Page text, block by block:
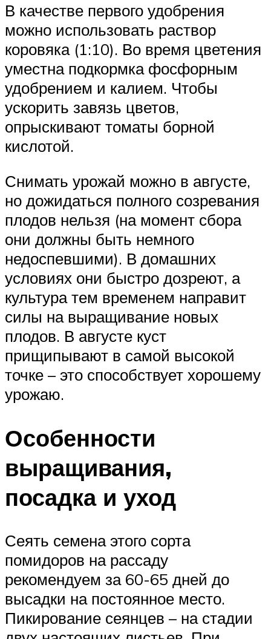
В качестве первого удобрения
можно использовать раствор
коровяка (1:10). Во время цветения
уместна подкормка фосфорным
удобрением и калием. Чтобы
ускорить завязь цветов,
опрыскивают томаты борной
кислотой.
Снимать урожай можно в августе,
но дожидаться полного созревания
плодов нельзя (на момент сбора
они должны быть немного
недоспевшими). В домашних
условиях они быстро дозреют, а
культура тем временем направит
силы на выращивание новых
плодов. В августе куст
прищипывают в самой высокой
точке – это способствует хорошему
урожаю.
Особенности
выращивания,
посадка и уход
Сеять семена этого сорта
помидоров на рассаду
рекомендуем за 60-65 дней до
высадки на постоянное место.
Пикирование сеянцев – на стадии